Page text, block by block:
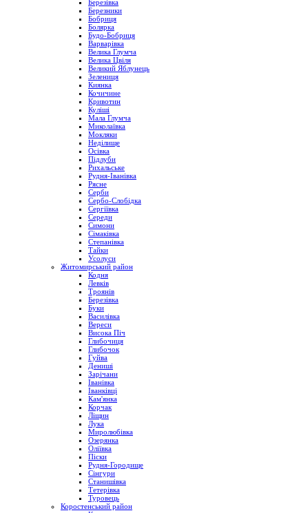
Березівка
Березники
Бобриця
Болярка
Будо-Бобриця
Варварівка
Велика Глумча
Велика Цвіля
Великий Яблунець
Зелениця
Киянка
Кочичине
Кривотин
Куліші
Мала Глумча
Миколаївка
Мокляки
Неділище
Осівка
Підлуби
Рихальське
Рудня-Іванівка
Рясне
Серби
Сербо-Слобідка
Сергіївка
Середи
Симони
Сімаківка
Степанівка
Тайки
Усолуси
Житомирський район
Кодня
Левків
Троянів
Березівка
Буки
Василівка
Вереси
Висока Піч
Глибочиця
Глибочок
Гуйва
Дениші
Зарічани
Іванівка
Іванківці
Кам'янка
Корчак
Ліщин
Лука
Миролюбівка
Озерянка
Оліївка
Піски
Рудня-Городище
Сінгури
Станишівка
Тетерівка
Туровець
Коростенський район